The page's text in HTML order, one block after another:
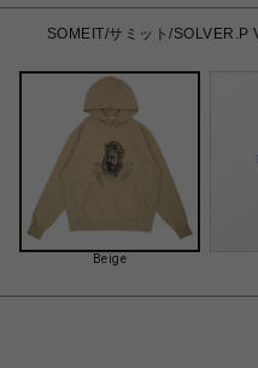
SOMEIT/サミット/SOLVER.P
Beige